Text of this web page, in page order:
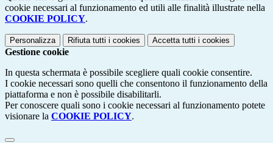
cookie necessari al funzionamento ed utili alle finalità illustrate nella
COOKIE POLICY.
Personalizza Rifiuta tutti i cookies Accetta tutti i cookies
Gestione cookie
In questa schermata è possibile scegliere quali cookie consentire.
I cookie necessari sono quelli che consentono il funzionamento della
piattaforma e non è possibile disabilitarli.
Per conoscere quali sono i cookie necessari al funzionamento potete
visionare la COOKIE POLICY.